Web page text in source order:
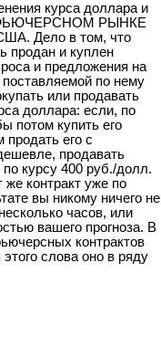
курса доллара и
ФЬЮЧЕРСНОМ РЫНКЕ
Дело в том, что
продан и куплен
и предложения на
по нему
или продавать
доллара: если, по
потом купить его
продать его с
продавать
курсу 400 руб./долл.
же контракт уже по
вы никому ничего не
часов, или
вашего прогноза. В
контрактов
слова оно в ряду